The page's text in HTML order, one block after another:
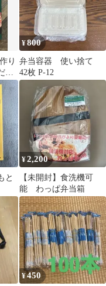
り
¥800
弁当容器 使い捨て
42枚 P-12
と
¥2,200
【未開封】食洗機可
能 わっぱ弁当箱
¥450